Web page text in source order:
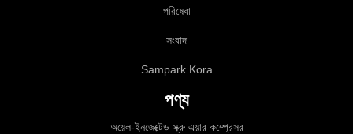
পরিষেবা
সংবাদ
Sampark Kora
পণ্য
অয়েল-ইনজেক্টেড স্ক্রু এয়ার কম্প্রেসর